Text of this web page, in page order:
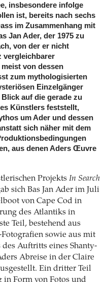
insbesondere infolge
ist, bereits nach sechs
im Zusammenhang mit
Jan Ader, der 1975 zu
von der er nicht
vergleichbarer
von dessen
zum mythologisierten
Einzelgänger
auf die gerade zu
Künstlers feststellt,
um Ader und dessen
sich näher mit dem
aus denen Aders Œuvre
Projekts In Search
sich Bas Jan Ader im Juli
von Cape Cod in
des Atlantiks in
Teil, bestehend aus
Fotografien sowie aus mit
Auftritts eines Shanty-
Abreise in der Claire
Ein dritter Teil
in Form von Fotos und